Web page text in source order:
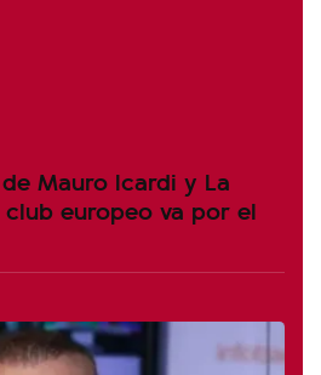
Mauro Icardi y La
club europeo va por el